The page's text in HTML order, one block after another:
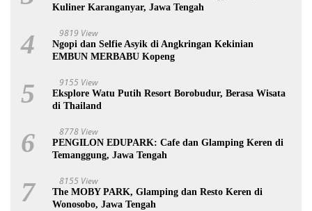
Kuliner Karanganyar, Jawa Tengah
4 9819 View
Ngopi dan Selfie Asyik di Angkringan Kekinian
EMBUN MERBABU Kopeng
5 9155 View
Eksplore Watu Putih Resort Borobudur, Berasa Wisata
di Thailand
6 8778 View
PENGILON EDUPARK: Cafe dan Glamping Keren di
Temanggung, Jawa Tengah
7 8155 View
The MOBY PARK, Glamping dan Resto Keren di
Wonosobo, Jawa Tengah